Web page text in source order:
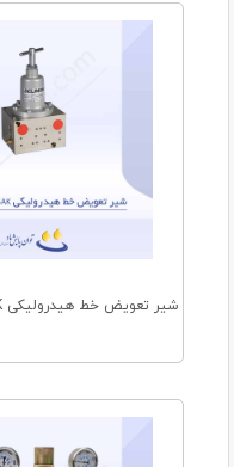
شیر تعویض خط هیدرولیکی SAK دلیمون آلمان